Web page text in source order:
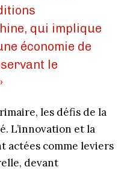
qui implique
économie de
le
les défis de la
L’innovation et la
actées comme leviers
devant